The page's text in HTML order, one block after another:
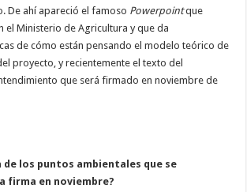
De ahí apareció el famoso Powerpointque
el Ministerio de Agricultura y que da
de cómo están pensando el modelo teórico de
proyecto, y recientemente el texto del
que será firmado en noviembre de
de los puntos ambientales que se
firma en noviembre?